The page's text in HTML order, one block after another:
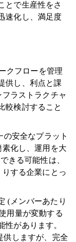
とで生産性をさ
速化し、満足度
クフローを管理
供し、利点と課
ラストラクチャ
較検討すること
の安全なプラット
化し、運用を大
きる可能性は、
する企業にとっ
(メンバーあたり
用量が変動する
があります。
供しますが、完全